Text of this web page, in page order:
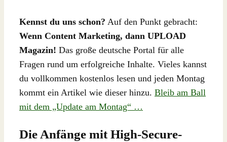
Kennst du uns schon? Auf den Punkt gebracht:
Wenn Content Marketing, dann UPLOAD
Magazin! Das große deutsche Portal für alle
Fragen rund um erfolgreiche Inhalte. Vieles kannst
du vollkommen kostenlos lesen und jeden Montag
kommt ein Artikel wie dieser hinzu. Bleib am Ball
mit dem „Update am Montag“ …
Die Anfänge mit High-Secure-